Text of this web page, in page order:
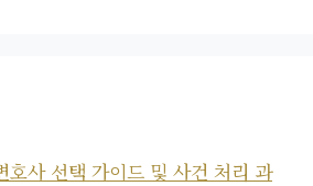
호사 선택 가이드 및 사건 처리 과